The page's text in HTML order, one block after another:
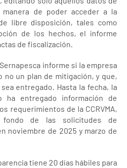
de poder acceder a la
libre disposición, tales como
de los hechos, el informe
de fiscalización.
informe si la empresa
no un plan de mitigación, y que,
entregado. Hasta la fecha, la
ha entregado información de
requerimientos de la CCRVMA,
de las solicitudes de
noviembre de 2025 y marzo de
tiene 20 días hábiles para